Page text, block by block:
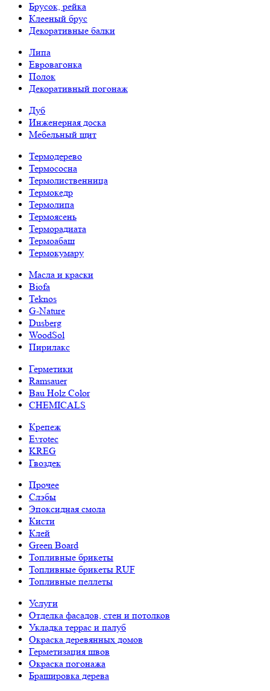
Брусок, рейка
Клееный брус
Декоративные балки
Липа
Евровагонка
Полок
Декоративный погонаж
Дуб
Инженерная доска
Мебельный щит
Термодерево
Термососна
Термолиственница
Термокедр
Термолипа
Термоясень
Терморадиата
Термоабаш
Термокумару
Масла и краски
Biofa
Teknos
G-Nature
Dusberg
WoodSol
Пирилакс
Герметики
Ramsauer
Bau Holz Color
CHEMICALS
Крепеж
Evrotec
KREG
Гвоздек
Прочее
Слэбы
Эпоксидная смола
Кисти
Клей
Green Board
Топливные брикеты
Топливные брикеты RUF
Топливные пеллеты
Услуги
Отделка фасадов, стен и потолков
Укладка террас и палуб
Окраска деревянных домов
Герметизация швов
Окраска погонажа
Брашировка дерева